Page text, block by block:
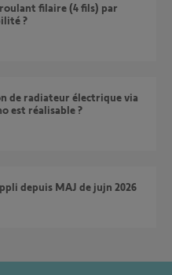
?
est réalisable ?
depuis MAJ de jujn 2026